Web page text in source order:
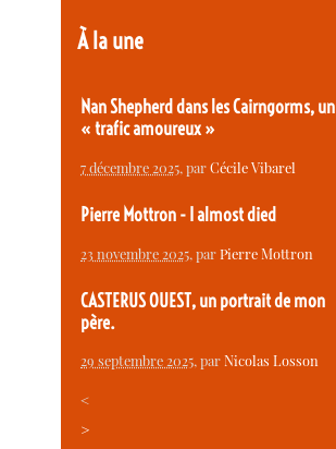
À la une
Nan Shepherd dans les Cairngorms, un
« trafic amoureux »
7 décembre 2025, parCécile Vibarel
Pierre Mottron - I almost died
23 novembre 2025, parPierre Mottron
CASTERUS OUEST, un portrait de mon
père.
29 septembre 2025, parNicolas Losson
<
>